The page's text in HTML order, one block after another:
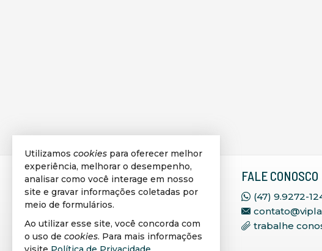
VIPLAGGE IMÓVEIS
SELECIONADOS
Rua 236, 71, Sala 402, Ed.
Corporativo São José
Meia Praia - 88220-000
FALE CONOSCO
(47) 9.9272-
trabalhe
Utilizamos cookies para oferecer melhor
experiência, melhorar o desempenho,
analisar como você interage em nosso
site e gravar informações coletadas por
meio de formulários.
Ao utilizar esse site, você concorda com
o uso de cookies. Para mais informações